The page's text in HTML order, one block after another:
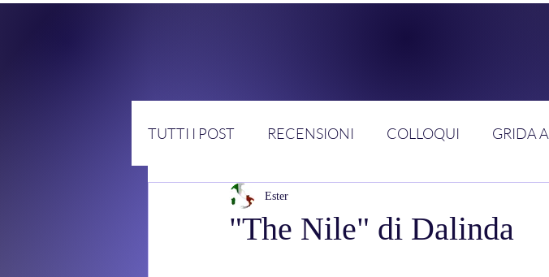
TUTTI I POST RECENSIONI COLLOQUI GRIDA A
"The Nile" di Dalinda
Ester